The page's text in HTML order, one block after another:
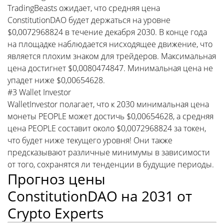
TradingBeasts ожидает, что средняя цена
ConstitutionDAO будет держаться на уровне
$0,0072968824 в течение декабря 2030. В конце года
на площадке наблюдается нисходящее движение, что
является плохим знаком для трейдеров. Максимальная
цена достигнет $0,0080474847. Минимальная цена не
упадет ниже $0,00654628.
#3 Wallet Investor
WalletInvestor полагает, что к 2030 минимальная цена
монеты PEOPLE может достичь $0,00654628, а средняя
цена PEOPLE составит около $0,0072968824 за токен,
что будет ниже текущего уровня! Они также
предсказывают различные минимумы в зависимости
от того, сохранятся ли тенденции в будущие периоды.
Прогноз цены
ConstitutionDAO на 2031 от
Crypto Experts